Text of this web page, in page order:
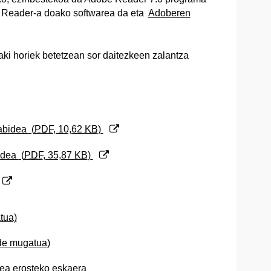
a doako softwarea da eta Adoberen
horiek betetzean sor daitezkeen zalantza
(PDF, 10,62 KB)
(PDF, 35,87 KB)
mugatua)
erosteko eskaera